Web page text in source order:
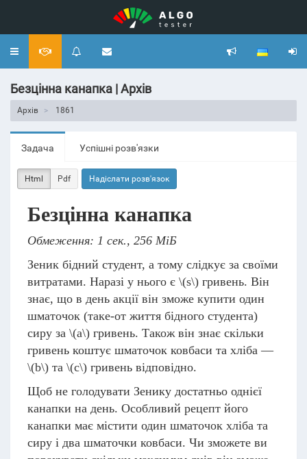
Toggle
Безцінна канапка | Архів
Архів 1861
Задача Успішні розв'язки
Html Pdf Надіслати розв'язок
Безцінна канапка
Обмеження: 1 сек., 256 МіБ
Зеник бідний студент, а тому слідкує за своїми
витратами. Наразі у нього є \(s\) гривень. Він
знає, що в день акції він зможе купити один
шматочок (таке-от життя бідного студента)
сиру за \(a\) гривень. Також він знає скільки
гривень коштує шматочок ковбаси та хліба —
\(b\) та \(c\) гривень відповідно.
Щоб не голодувати Зенику достатньо однієї
канапки на день. Особливий рецепт його
канапки має містити один шматочок хліба та
сиру і два шматочки ковбаси. Чи зможете ви